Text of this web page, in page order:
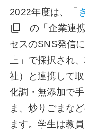
2022年度は、「
」の「企業連
セスのSNS発信
上」で採択され
社）と連携して
化調・無添加で
ま、炒りごまな
ます。学生は教